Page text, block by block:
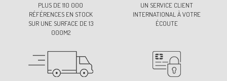
PLUS DE 110 000
RÉFÉRENCES EN STOCK
SUR UNE SURFACE DE 13
000M2
UN SERVICE CLIENT
INTERNATIONAL À VOTRE
ÉCOUTE